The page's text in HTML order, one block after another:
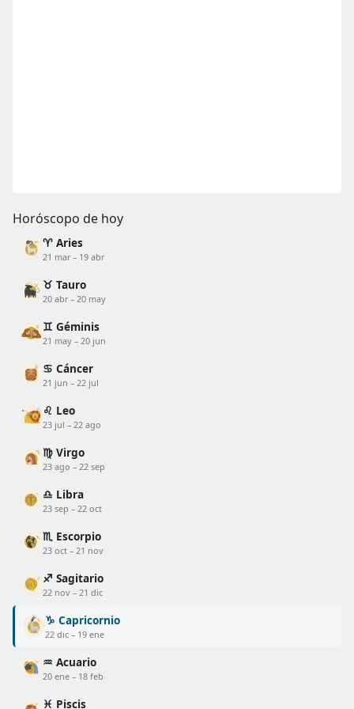
Horóscopo de hoy
♈ Aries
21 mar – 19 abr
♉ Tauro
20 abr – 20 may
♊ Géminis
21 may – 20 jun
♋ Cáncer
21 jun – 22 jul
♌ Leo
23 jul – 22 ago
♍ Virgo
23 ago – 22 sep
♎ Libra
23 sep – 22 oct
♏ Escorpio
23 oct – 21 nov
♐ Sagitario
22 nov – 21 dic
♑ Capricornio
22 dic – 19 ene
♒ Acuario
20 ene – 18 feb
♓ Piscis